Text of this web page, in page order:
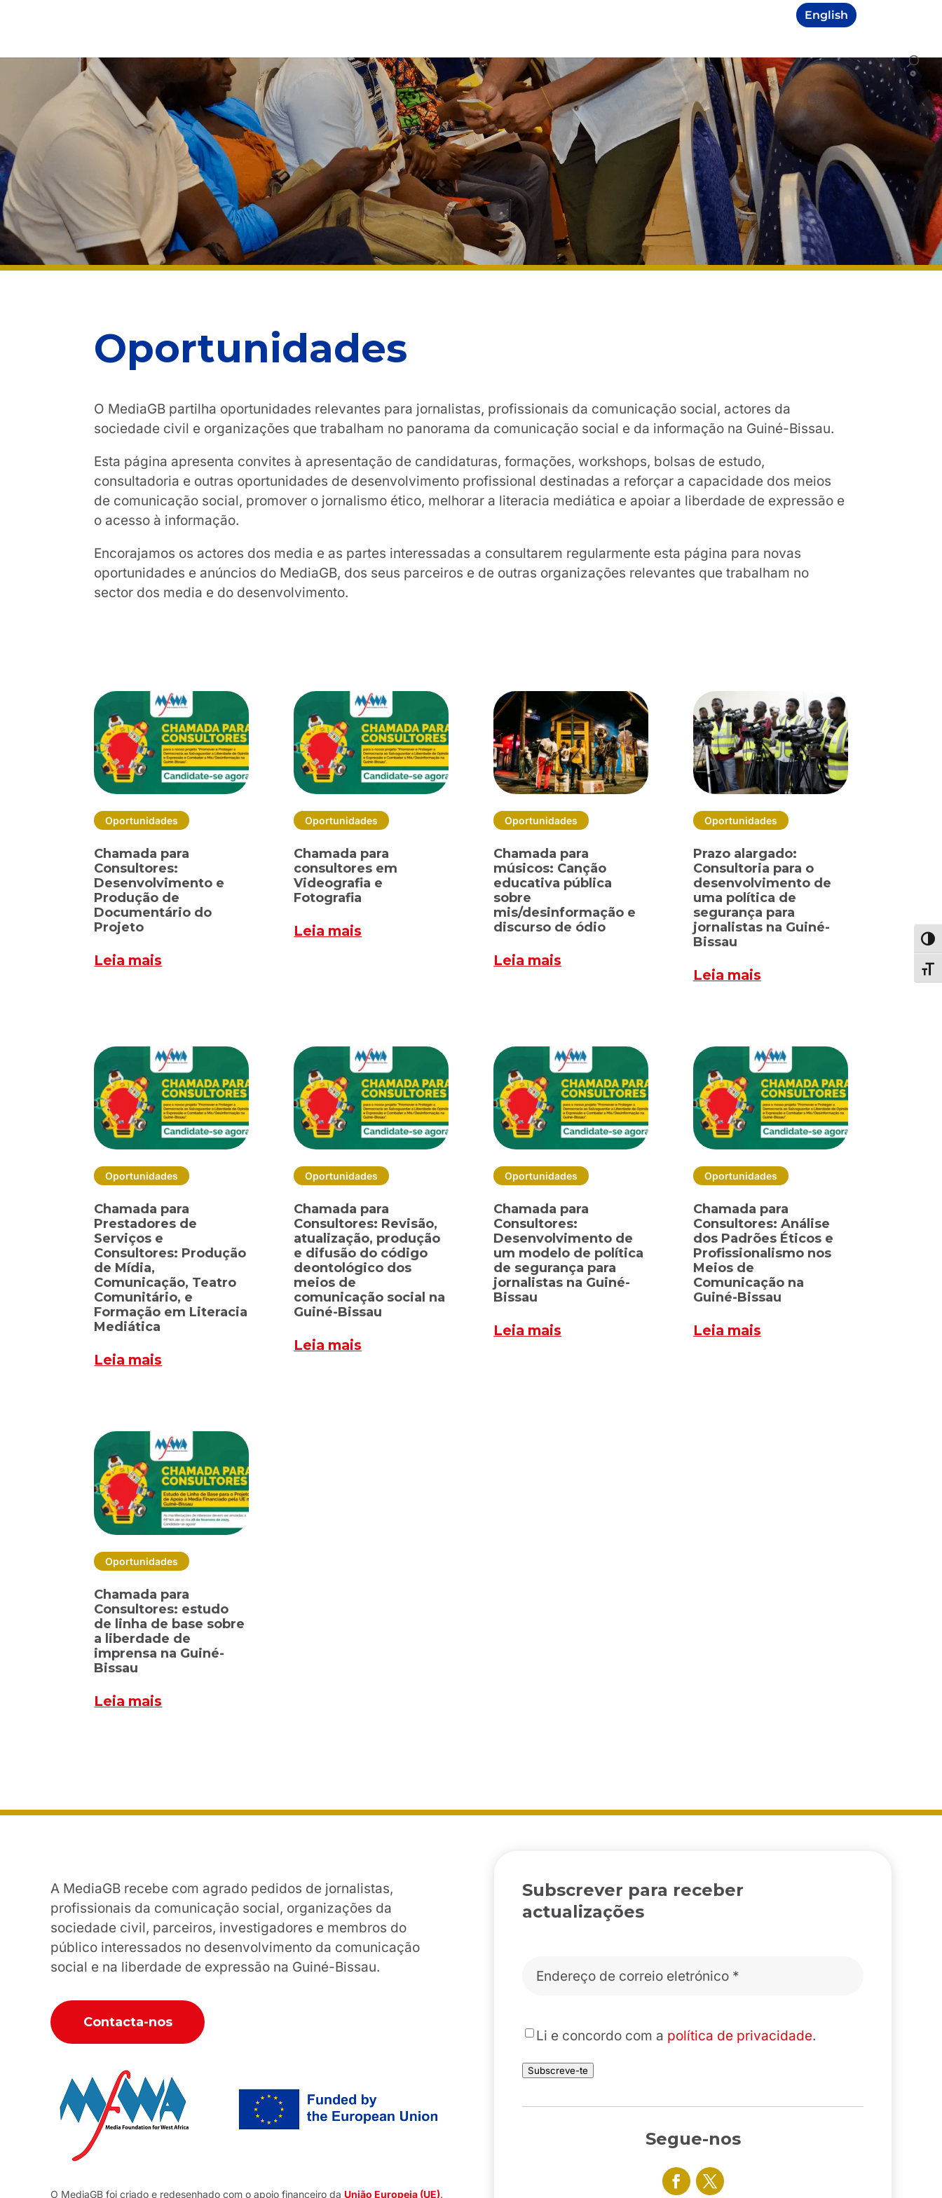
English
Oportunidades
O MediaGB partilha oportunidades relevantes para jornalistas, profissionais da comunicação social, actores da
sociedade civil e organizações que trabalham no panorama da comunicação social e da informação na Guiné-Bissau.
Esta página apresenta convites à apresentação de candidaturas, formações, workshops, bolsas de estudo,
consultadoria e outras oportunidades de desenvolvimento profissional destinadas a reforçar a capacidade dos meios
de comunicação social, promover o jornalismo ético, melhorar a literacia mediática e apoiar a liberdade de expressão e
o acesso à informação.
Encorajamos os actores dos media e as partes interessadas a consultarem regularmente esta página para novas
oportunidades e anúncios do MediaGB, dos seus parceiros e de outras organizações relevantes que trabalham no
sector dos media e do desenvolvimento.
Oportunidades
Chamada para
Consultores:
Desenvolvimento e
Produção de
Documentário do
Projeto
Leia mais
Oportunidades
Chamada para
consultores em
Videografia e
Fotografia
Leia mais
Oportunidades
Chamada para
músicos: Canção
educativa pública
sobre
mis/desinformação e
discurso de ódio
Leia mais
Oportunidades
Prazo alargado:
Consultoria para o
desenvolvimento de
uma política de
segurança para
jornalistas na Guiné-
Bissau
Leia mais
Oportunidades
Chamada para
Prestadores de
Serviços e
Consultores: Produção
de Mídia,
Comunicação, Teatro
Comunitário, e
Formação em Literacia
Mediática
Leia mais
Oportunidades
Chamada para
Consultores: Revisão,
atualização, produção
e difusão do código
deontológico dos
meios de
comunicação social na
Guiné-Bissau
Leia mais
Oportunidades
Chamada para
Consultores:
Desenvolvimento de
um modelo de política
de segurança para
jornalistas na Guiné-
Bissau
Leia mais
Oportunidades
Chamada para
Consultores: Análise
dos Padrões Éticos e
Profissionalismo nos
Meios de
Comunicação na
Guiné-Bissau
Leia mais
Oportunidades
Chamada para
Consultores: estudo
de linha de base sobre
a liberdade de
imprensa na Guiné-
Bissau
Leia mais
A MediaGB recebe com agrado pedidos de jornalistas,
profissionais da comunicação social, organizações da
sociedade civil, parceiros, investigadores e membros do
público interessados no desenvolvimento da comunicação
social e na liberdade de expressão na Guiné-Bissau.
Contacta-nos
O MediaGB foi criado e redesenhado com o apoio financeiro da União Europeia (UE).
Subscrever para receber
actualizações
eletrónico*
* Li e concordo com a política de privacidade.
Subscreve-te
Segue-nos